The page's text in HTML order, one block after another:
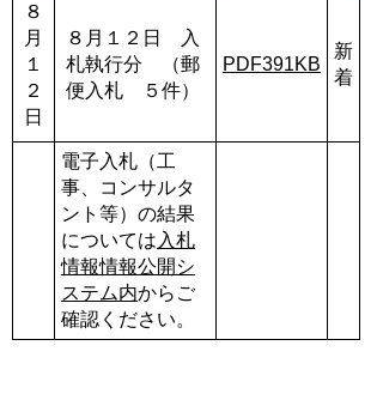
８
月
１
２
日
８月１２日 入
札執行分 （郵
便入札 ５件）
PDF391KB
新
着
電子入札（工
事、コンサルタ
ント等）の結果
については 入札
情報情報公開シ
ステム内からご
確認ください。